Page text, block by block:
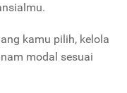
kamu pilih, kelola
modal sesuai